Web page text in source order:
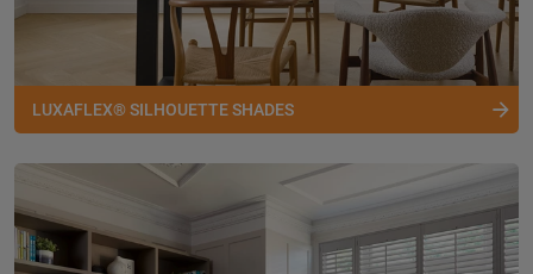
LUXAFLEX® SILHOUETTE SHADES